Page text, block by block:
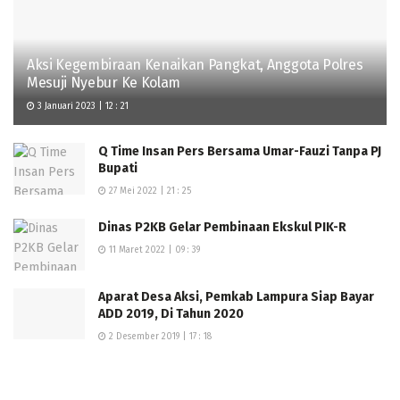
Aksi Kegembiraan Kenaikan Pangkat, Anggota Polres
Mesuji Nyebur Ke Kolam
3 Januari 2023 | 12 : 21
Q Time Insan Pers Bersama Umar-Fauzi Tanpa PJ
Bupati
27 Mei 2022 | 21 : 25
Dinas P2KB Gelar Pembinaan Ekskul PIK-R
11 Maret 2022 | 09 : 39
Aparat Desa Aksi, Pemkab Lampura Siap Bayar
ADD 2019, Di Tahun 2020
2 Desember 2019 | 17 : 18